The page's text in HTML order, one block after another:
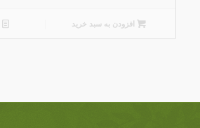
افزودن به سبد خرید